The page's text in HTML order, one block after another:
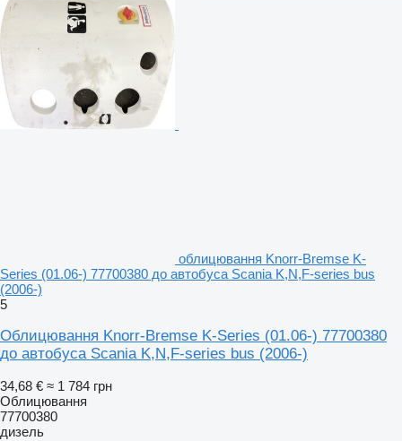
облицювання Knorr-Bremse K-
Series (01.06-) 77700380 до автобуса Scania K,N,F-series bus
(2006-)
5
Облицювання Knorr-Bremse K-Series (01.06-) 77700380
до автобуса Scania K,N,F-series bus (2006-)
34,68 € ≈ 1 784 грн
Облицювання
77700380
дизель